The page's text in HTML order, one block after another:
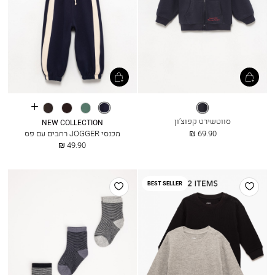
בלו
ברי
סווטשירט קפוצ’ון
החל
69.90 ₪
אינדיגוירוק
מעושן
אספרסו
כהה
פחם See
more
NEW COLLECTION
מכנסי JOGGER רחבים עם פס
החל
49.90 ₪
BEST SELLER הוסף
למועדפים
הוסף
למועדפים